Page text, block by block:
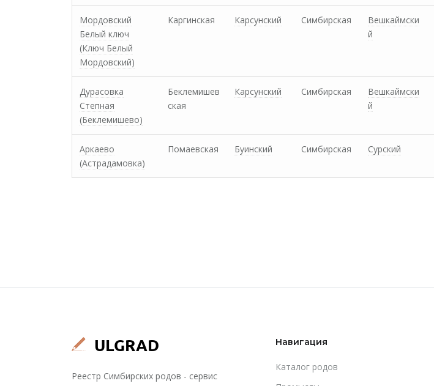
Мордовский
Белый ключ
(Ключ Белый
Мордовский)
Каргинская Карсунский Симбирская
Вешкаймски
й
Дурасовка
Степная
(Беклемишево)
Беклемишев
ская
Карсунский Симбирская
Вешкаймски
й
Аркаево
(Астрадамовка)
Помаевская Буинский Симбирская Сурский
Реестр Симбирских родов - сервис
Навигация
Каталог родов